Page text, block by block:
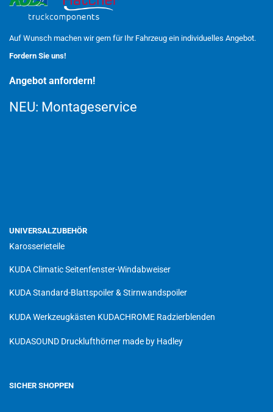
Auf Wunsch machen wir gern für Ihr Fahrzeug ein individuelles Angebot.
Fordern Sie uns!
Angebot anfordern!
NEU: Montageservice
UNIVERSALZUBEHÖR
Karosserieteile
KUDA Climatic Seitenfenster-Windabweiser
KUDA Standard-Blattspoiler & Stirnwandspoiler
KUDA Werkzeugkästen KUDACHROME Radzierblenden
KUDASOUND Drucklufthörner made by Hadley
SICHER SHOPPEN